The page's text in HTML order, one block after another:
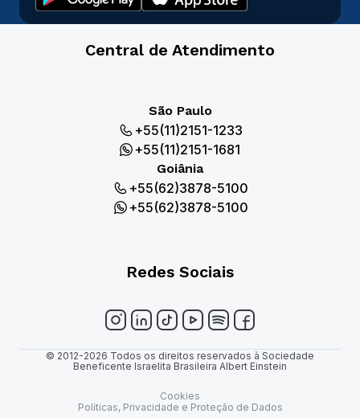
Central de Atendimento
São Paulo
+55(11)2151-1233
+55(11)2151-1681
Goiânia
+55(62)3878-5100
+55(62)3878-5100
Redes Sociais
© 2012-2026 Todos os direitos reservados à Sociedade
Beneficente Israelita Brasileira Albert Einstein
Cookies
Políticas, Privacidade e Proteção de Dados